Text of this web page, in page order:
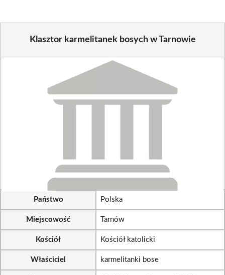
Klasztor karmelitanek bosych w Tarnowie
Państwo Polska
Miejscowość Tarnów
Kościół Kościół katolicki
Właściciel karmelitanki bose